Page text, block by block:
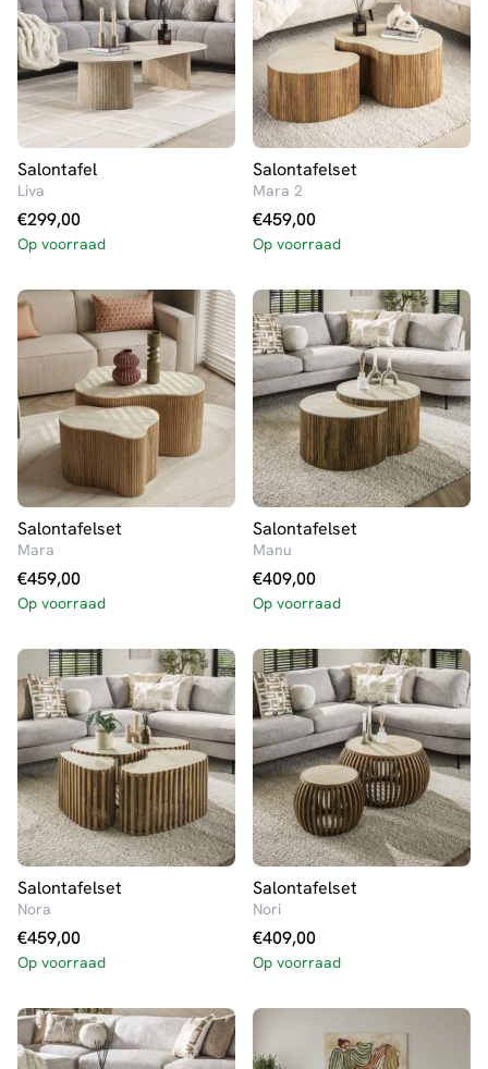
Salontafel
Liva
€299,00
Op voorraad
Salontafelset
Mara 2
€459,00
Op voorraad
Salontafelset
Mara
€459,00
Op voorraad
Salontafelset
Manu
€409,00
Op voorraad
Salontafelset
Nora
€459,00
Op voorraad
Salontafelset
Nori
€409,00
Op voorraad